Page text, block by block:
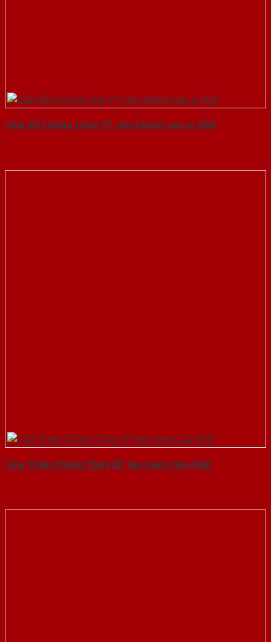
Cửa Gỗ Chống Cháy P1 cho khach san-a-SGD
Cửa Thép Chống Cháy 2P tay nam Cửa-SGD